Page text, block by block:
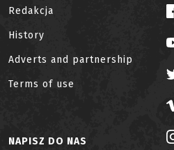
Redakcja
History
Adverts and partnership
Terms of use
NAPISZ DO NAS